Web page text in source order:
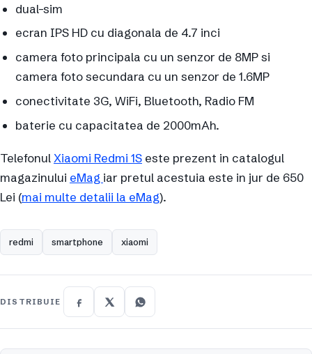
dual-sim
ecran IPS HD cu diagonala de 4.7 inci
camera foto principala cu un senzor de 8MP si
camera foto secundara cu un senzor de 1.6MP
conectivitate 3G, WiFi, Bluetooth, Radio FM
baterie cu capacitatea de 2000mAh.
TelefonulXiaomi Redmi 1S este prezent in catalogul
magazinului eMag iar pretul acestuia este in jur de 650
Lei (mai multe detalii la eMag).
redmi smartphone xiaomi
DISTRIBUIE